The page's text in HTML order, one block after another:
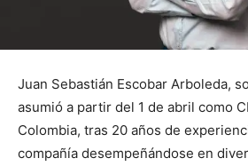
Juan Sebastián Escobar Arboleda,
asumió a partir del 1 de abril como
Colombia, tras 20 años de
compañía desempeñándose en